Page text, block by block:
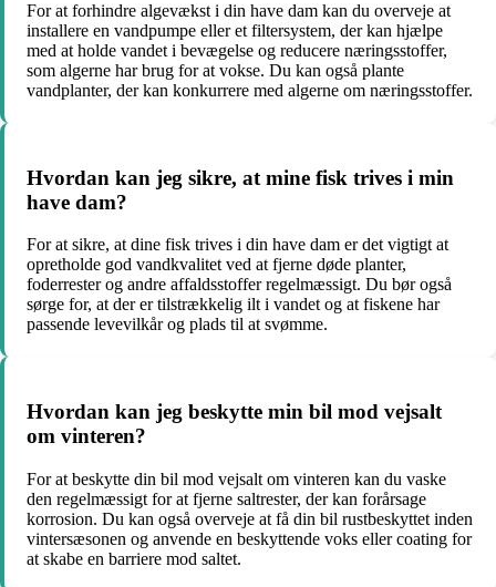
For at forhindre algevækst i din have dam kan du overveje at
installere en vandpumpe eller et filtersystem, der kan hjælpe
med at holde vandet i bevægelse og reducere næringsstoffer,
som algerne har brug for at vokse. Du kan også plante
vandplanter, der kan konkurrere med algerne om næringsstoffer.
Hvordan kan jeg sikre, at mine fisk trives i min
have dam?
For at sikre, at dine fisk trives i din have dam er det vigtigt at
opretholde god vandkvalitet ved at fjerne døde planter,
foderrester og andre affaldsstoffer regelmæssigt. Du bør også
sørge for, at der er tilstrækkelig ilt i vandet og at fiskene har
passende levevilkår og plads til at svømme.
Hvordan kan jeg beskytte min bil mod vejsalt
om vinteren?
For at beskytte din bil mod vejsalt om vinteren kan du vaske
den regelmæssigt for at fjerne saltrester, der kan forårsage
korrosion. Du kan også overveje at få din bil rustbeskyttet inden
vintersæsonen og anvende en beskyttende voks eller coating for
at skabe en barriere mod saltet.